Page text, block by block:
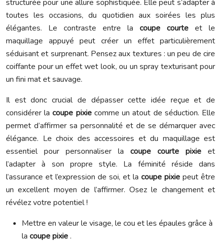
structurée pour une allure sophistiquée. Elle peut s’adapter à
toutes les occasions, du quotidien aux soirées les plus
élégantes. Le contraste entre la coupe courte et le
maquillage appuyé peut créer un effet particulièrement
séduisant et surprenant. Pensez aux textures : un peu de cire
coiffante pour un effet wet look, ou un spray texturisant pour
un fini mat et sauvage.
Il est donc crucial de dépasser cette idée reçue et de
considérer lacoupe pixie comme un atout de séduction. Elle
permet d’affirmer sa personnalité et de se démarquer avec
élégance. Le choix des accessoires et du maquillage est
essentiel pour personnaliser la coupe courte pixie et
l’adapter à son propre style. La féminité réside dans
l’assurance et l’expression de soi, et la coupe pixie peut être
un excellent moyen de l’affirmer. Osez le changement et
révélez votre potentiel !
Mettre en valeur le visage, le cou et les épaules grâce à
la coupe pixie.